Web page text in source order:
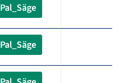
Pal_Säge
Pal_Säge